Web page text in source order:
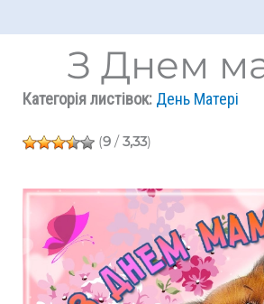
З Днем
Категорія листівок: День Матері
(9 / 3,33)